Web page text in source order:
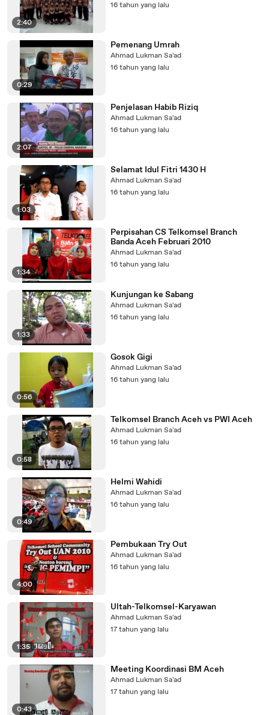
2:40
16 tahun yang lalu
0:29
Pemenang Umrah
Ahmad Lukman Sa'ad
16 tahun yang lalu
2:07
Penjelasan Habib Riziq
Ahmad Lukman Sa'ad
16 tahun yang lalu
1:03
Selamat Idul Fitri 1430 H
Ahmad Lukman Sa'ad
16 tahun yang lalu
1:34
Perpisahan CS Telkomsel Branch
Banda Aceh Februari 2010
Ahmad Lukman Sa'ad
16 tahun yang lalu
1:33
Kunjungan ke Sabang
Ahmad Lukman Sa'ad
16 tahun yang lalu
0:56
Gosok Gigi
Ahmad Lukman Sa'ad
16 tahun yang lalu
0:58
Telkomsel Branch Aceh vs PWI Aceh
Ahmad Lukman Sa'ad
16 tahun yang lalu
0:49
Helmi Wahidi
Ahmad Lukman Sa'ad
16 tahun yang lalu
4:00
Pembukaan Try Out
Ahmad Lukman Sa'ad
16 tahun yang lalu
1:35
Ultah-Telkomsel-Karyawan
Ahmad Lukman Sa'ad
17 tahun yang lalu
0:43
Meeting Koordinasi BM Aceh
Ahmad Lukman Sa'ad
17 tahun yang lalu